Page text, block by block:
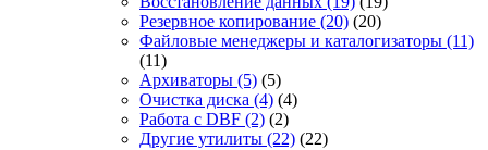
Резервное копирование (20) (20)
Файловые менеджеры и каталогизаторы (11)
(11)
Архиваторы (5) (5)
Очистка диска (4) (4)
Работа с DBF (2) (2)
Другие утилиты (22) (22)